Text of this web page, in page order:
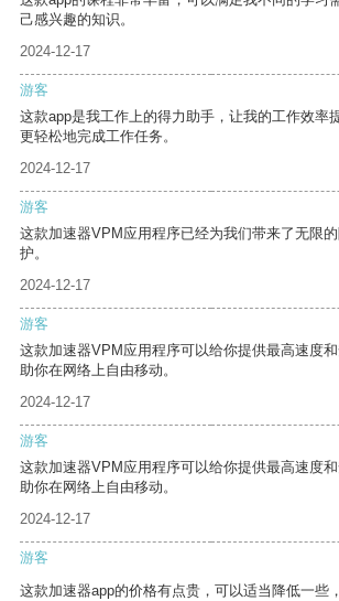
己感兴趣的知识。
2024-12-17
游客
这款app是我工作上的得力助手，让我的工作效率
更轻松地完成工作任务。
2024-12-17
游客
这款加速器VPM应用程序已经为我们带来了无限
护。
2024-12-17
游客
这款加速器VPM应用程序可以给你提供最高速度
助你在网络上自由移动。
2024-12-17
游客
这款加速器VPM应用程序可以给你提供最高速度
助你在网络上自由移动。
2024-12-17
游客
这款加速器app的价格有点贵，可以适当降低一些